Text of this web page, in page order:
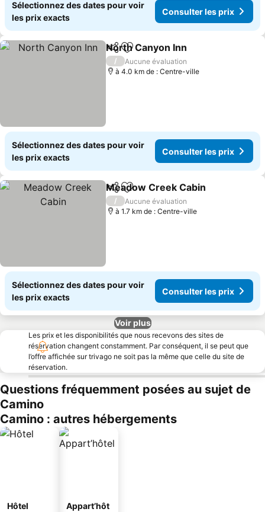
Sélectionnez des dates pour voir
les prix exacts
Consulter les prix
PartagerAjouter à mes favoris
North Canyon Inn
/
Aucune évaluation
à 4.0 km de : Centre-ville
Sélectionnez des dates pour voir
les prix exacts
Consulter les prix
PartagerAjouter à mes favoris
Meadow Creek Cabin
/
Aucune évaluation
à 1.7 km de : Centre-ville
Sélectionnez des dates pour voir
les prix exacts
Consulter les prix
Voir plus
Les prix et les disponibilités que nous recevons des sites de
réservation changent constamment. Par conséquent, il se peut que
l’offre affichée sur trivago ne soit pas la même que celle du site de
réservation.
Questions fréquemment posées au sujet de
Camino
Camino : autres hébergements
Hôtel
Appart’hôt